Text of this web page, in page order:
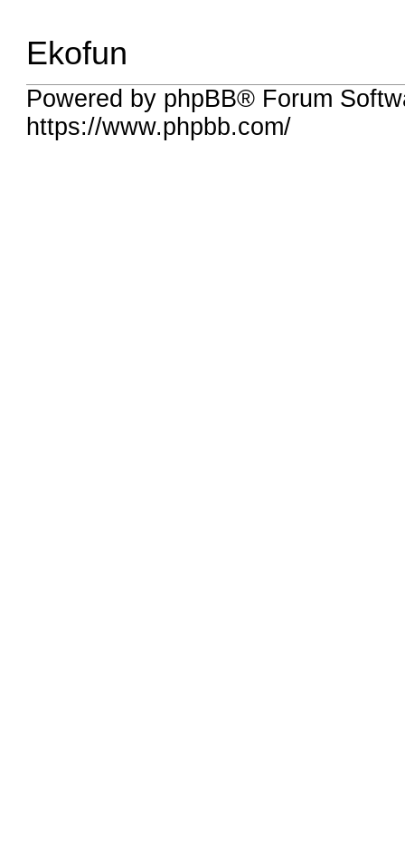
Ekofun
Powered by phpBB® Forum
https://www.phpbb.com/